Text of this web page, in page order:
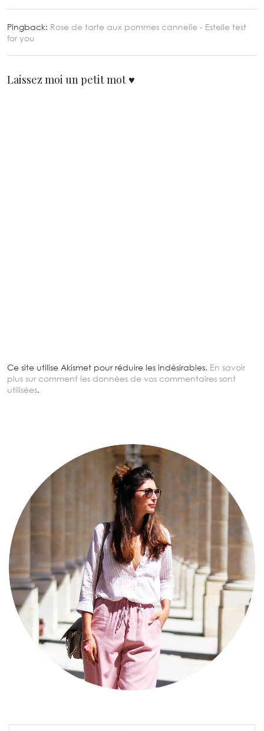
Pingback: Rose de tarte aux pommes cannelle - Estelle test
for you
Laissez moi un petit mot ♥
Ce site utilise Akismet pour réduire les indésirables. En savoir
plus sur comment les données de vos commentaires sont
utilisées.